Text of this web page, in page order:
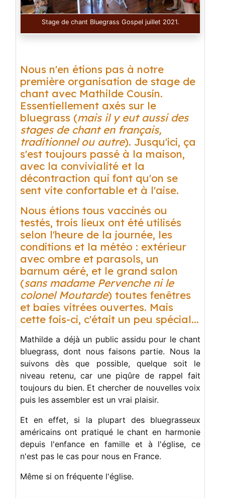
Stage de chant Bluegrass Gospel juillet 2021.
Nous n'en étions pas à notre
première organisation de stage de
chant avec Mathilde Cousin.
Essentiellement axés sur le
bluegrass (mais il y eut aussi des
stages de chant en français,
traditionnel ou autre). Jusqu'ici, ça
s'est toujours passé à la maison,
avec la convivialité et la
décontraction qui font qu'on se
sent vite confortable et à l'aise.
Nous étions tous vaccinés ou
testés, trois lieux ont été utilisés
selon l'heure de la journée, les
conditions et la météo : extérieur
avec ombre et parasols, un
barnum aéré, et le grand salon
(sans madame Pervenche ni le
colonel Moutarde) toutes fenêtres
et baies vitrées ouvertes. Mais
cette fois-ci, c'était un peu spécial...
Mathilde a déjà un public assidu pour le chant
bluegrass, dont nous faisons partie. Nous la
suivons dès que possible, quelque soit le
niveau retenu, car une piqûre de rappel fait
toujours du bien. Et chercher de nouvelles voix
puis les assembler est un vrai plaisir.
Et en effet, si la plupart des bluegrasseux
américains ont pratiqué le chant en harmonie
depuis l'enfance en famille et à l'église, ce
n'est pas le cas pour nous en France.
Même si on fréquente l'église.